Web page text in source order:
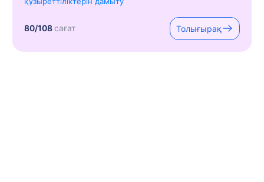
80/108сағат Толығырақ